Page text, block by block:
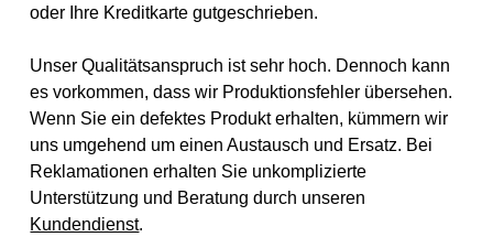
oder Ihre Kreditkarte gutgeschrieben.
Unser Qualitätsanspruch ist sehr hoch. Dennoch kann
es vorkommen, dass wir Produktionsfehler übersehen.
Wenn Sie ein defektes Produkt erhalten, kümmern wir
uns umgehend um einen Austausch und Ersatz. Bei
Reklamationen erhalten Sie unkomplizierte
Unterstützung und Beratung durch unseren
Kundendienst.